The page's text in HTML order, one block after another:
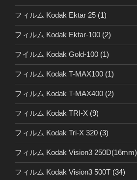
フィルム Kodak Ektar 25 (1)
フィルム Kodak Ektar-100 (2)
フイルム Kodak Gold-100 (1)
フィルム Kodak T-MAX100 (1)
フィルム Kodak T-MAX400 (2)
フィルム Kodak TRI-X (9)
フィルム Kodak Tri-X 320 (3)
フィルム Kodak Vision3 250D(16mm)
フィルム Kodak Vision3 500T (34)